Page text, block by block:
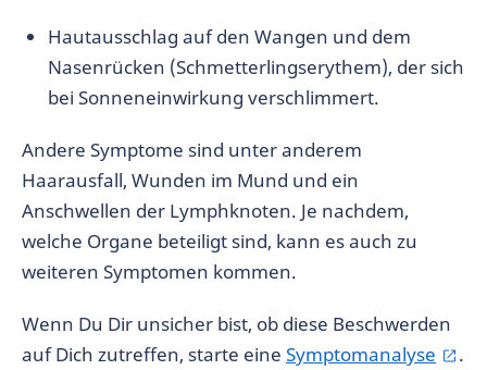
Hautausschlag auf den Wangen und dem
Nasenrücken (Schmetterlingserythem), der sich
bei Sonneneinwirkung verschlimmert.
Andere Symptome sind unter anderem
Haarausfall, Wunden im Mund und ein
Anschwellen der Lymphknoten. Je nachdem,
welche Organe beteiligt sind, kann es auch zu
weiteren Symptomen kommen.
Wenn Du Dir unsicher bist, ob diese Beschwerden
auf Dich zutreffen, starte eine Symptomanalyse .